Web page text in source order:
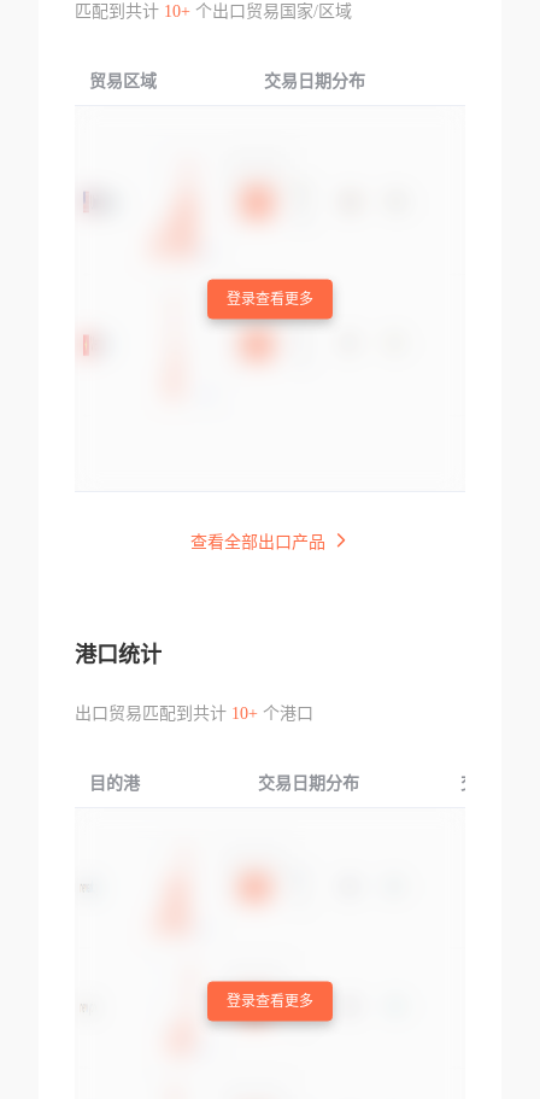
匹配到共计 10+个出口贸易国家/区域
贸易区域 交易日期分布
登录查看更多
查看全部出口产品
港口统计
出口贸易匹配到共计 10+个港口
目的港 交易日期分布 交易产品
登录查看更多